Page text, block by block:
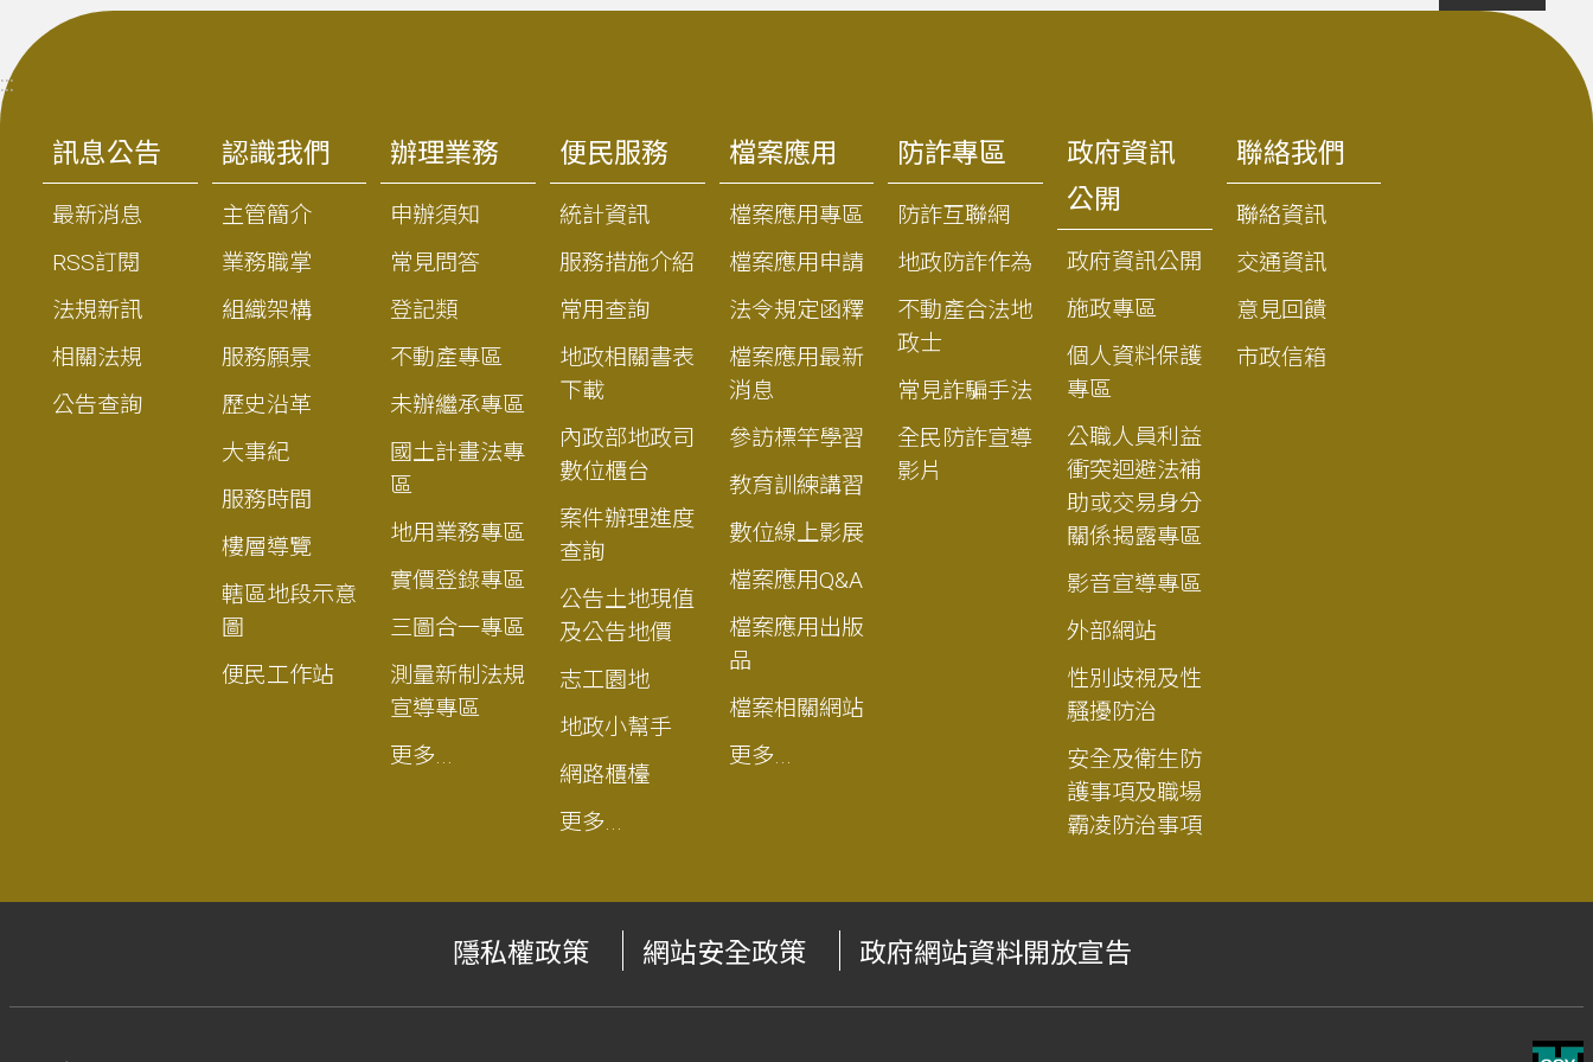
:::
訊息公告
最新消息
RSS訂閱
法規新訊
相關法規
公告查詢
認識我們
主管簡介
業務職掌
組織架構
服務願景
歷史沿革
大事紀
服務時間
樓層導覽
轄區地段示意
圖
便民工作站
辦理業務
申辦須知
常見問答
登記類
不動產專區
未辦繼承專區
國土計畫法專
區
地用業務專區
實價登錄專區
三圖合一專區
測量新制法規
宣導專區
更多...
便民服務
統計資訊
服務措施介紹
常用查詢
地政相關書表
下載
內政部地政司
數位櫃台
案件辦理進度
查詢
公告土地現值
及公告地價
志工園地
地政小幫手
網路櫃檯
更多...
檔案應用
檔案應用專區
檔案應用申請
法令規定函釋
檔案應用最新
消息
參訪標竿學習
教育訓練講習
數位線上影展
檔案應用Q&A
檔案應用出版
品
檔案相關網站
更多...
防詐專區
防詐互聯網
地政防詐作為
不動產合法地
政士
常見詐騙手法
全民防詐宣導
影片
政府資訊
公開
政府資訊公開
施政專區
個人資料保護
專區
公職人員利益
衝突迴避法補
助或交易身分
關係揭露專區
影音宣導專區
外部網站
性別歧視及性
騷擾防治
安全及衛生防
護事項及職場
霸凌防治事項
聯絡我們
聯絡資訊
交通資訊
意見回饋
市政信箱
隱私權政策 網站安全政策 政府網站資料開放宣告